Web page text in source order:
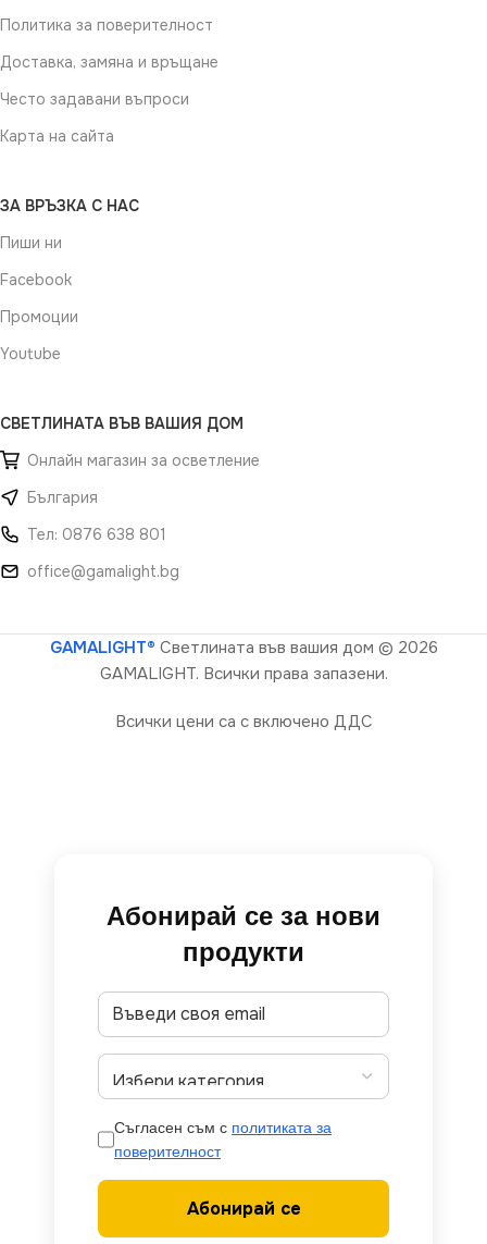
Политика за поверителност
Доставка, замяна и връщане
Често задавани въпроси
Карта на сайта
ЗА ВРЪЗКА С НАС
Пиши ни
Facebook
Промоции
Youtube
СВЕТЛИНАТА ВЪВ ВАШИЯ ДОМ
Онлайн магазин за осветление
България
Тел: 0876 638 801
office@gamalight.bg
GAMALIGHT® Светлината във вашия дом © 2026
GAMALIGHT. Всички права запазени.
Всички цени са с включено ДДС
Абонирай се за нови
продукти
Съгласен съм с политиката за
поверителност
Абонирай се